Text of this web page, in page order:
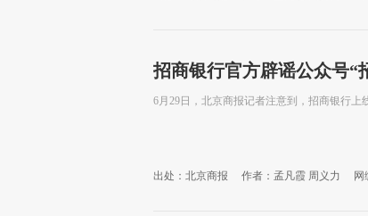
招商银行官方辟谣公众号“
6月29日，北京商报记者注意到，招商银行上
出处：北京商报 作者：孟凡霞 周义力 网